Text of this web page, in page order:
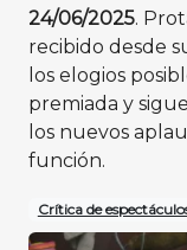
24/06/2025.
recibido desde
los elogios
premiada y
los nuevos
función.
Crítica de